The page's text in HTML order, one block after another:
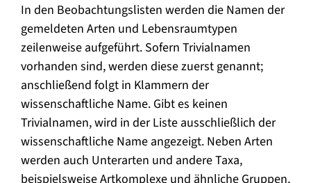
In den Beobachtungslisten werden die Namen der
gemeldeten Arten und Lebensraumtypen
zeilenweise aufgeführt. Sofern Trivialnamen
vorhanden sind, werden diese zuerst genannt;
anschließend folgt in Klammern der
wissenschaftliche Name. Gibt es keinen
Trivialnamen, wird in der Liste ausschließlich der
wissenschaftliche Name angezeigt. Neben Arten
werden auch Unterarten und andere Taxa,
beispielsweise Artkomplexe und ähnliche Gruppen,